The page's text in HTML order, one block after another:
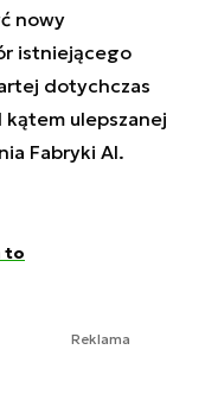
nowy
istniejącego
dotychczas
ulepszanej
Fabryki AI.
to
Reklama